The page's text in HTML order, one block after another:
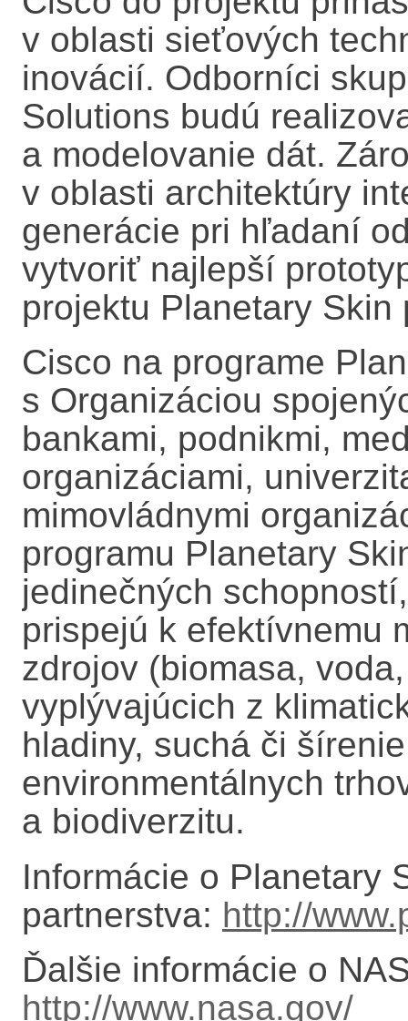
v oblasti sieťových
inovácií. Odborníci
Solutions budú
a modelovanie dát.
v oblasti architektúry
generácie pri hľadaní
vytvoriť najlepší
projektu Planetary
Cisco na programe
s Organizáciou
bankami, podnikmi,
organizáciami,
mimovládnymi
programu Planetary
jedinečných
prispejú k efektívnemu
zdrojov (biomasa,
vyplývajúcich z
hladiny, suchá či
environmentálnych
a biodiverzitu.
Informácie o Planetary
partnerstva: http://
Ďalšie informácie o
http://www.nasa.gov/